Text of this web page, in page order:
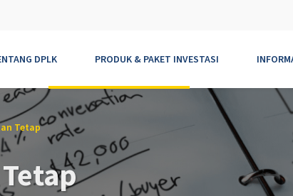
DPLK PRODUK & PAKET INVESTASI
Tetap